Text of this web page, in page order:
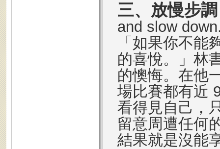
三、放慢步
and slow
「如果你不能
的喜悅。」林
的懊悔。在他
場比賽都有近
看得見自己，
留意周遭任何
結果就是沒能